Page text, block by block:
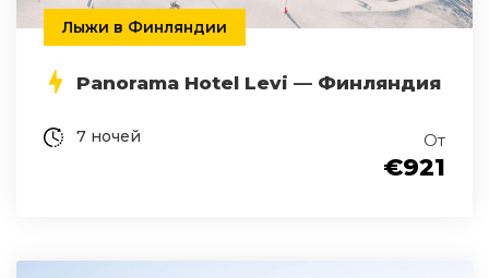
Лыжи в Финляндии
Panorama Hotel Levi — Финляндия
От
€921
7 ночей